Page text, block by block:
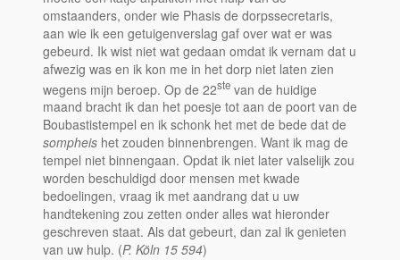
omstaanders, onder wie Phasis de dorpssecretaris,
aan wie ik een getuigenverslag gaf over wat er was
gebeurd. Ik wist niet wat gedaan omdat ik vernam dat u
afwezig was en ik kon me in het dorp niet laten zien
wegens mijn beroep. Op de 22ste van de huidige
maand bracht ik dan het poesje tot aan de poort van de
Boubastistempel en ik schonk het met de bede dat de
sompheis het zouden binnenbrengen. Want ik mag de
tempel niet binnengaan. Opdat ik niet later valselijk zou
worden beschuldigd door mensen met kwade
bedoelingen, vraag ik met aandrang dat u uw
handtekening zou zetten onder alles wat hieronder
geschreven staat. Als dat gebeurt, dan zal ik genieten
van uw hulp. (P. Köln 15 594)